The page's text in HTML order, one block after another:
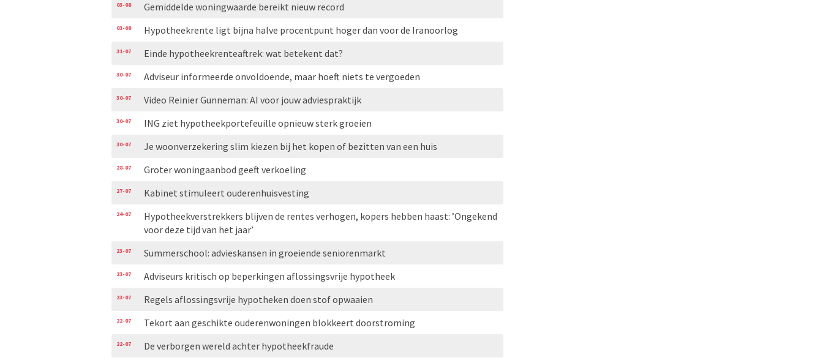
03-08 Gemiddelde woningwaarde bereikt nieuw record
03-08 Hypotheekrente ligt bijna halve procentpunt hoger dan voor de Iranoorlog
31-07 Einde hypotheekrenteaftrek: wat betekent dat?
30-07 Adviseur informeerde onvoldoende, maar hoeft niets te vergoeden
30-07 Video Reinier Gunneman: AI voor jouw adviespraktijk
30-07 ING ziet hypotheekportefeuille opnieuw sterk groeien
30-07 Je woonverzekering slim kiezen bij het kopen of bezitten van een huis
28-07 Groter woningaanbod geeft verkoeling
27-07 Kabinet stimuleert ouderenhuisvesting
24-07
Hypotheekverstrekkers blijven de rentes verhogen, kopers hebben haast: ’Ongekend
voor deze tijd van het jaar’
23-07 Summerschool: advieskansen in groeiende seniorenmarkt
23-07 Adviseurs kritisch op beperkingen aflossingsvrije hypotheek
23-07 Regels aflossingsvrije hypotheken doen stof opwaaien
22-07 Tekort aan geschikte ouderenwoningen blokkeert doorstroming
22-07 De verborgen wereld achter hypotheekfraude